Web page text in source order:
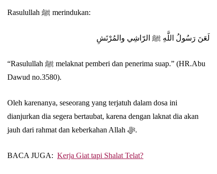
Rasulullah ﷺ merindukan:
لَعَنَ رَسُولُ اللَّهِ ﷺ الرّاشِي والمُرْتَشِ
“Rasulullah ﷺ melaknat pemberi dan penerima suap.” (HR.Abu
Dawud no.3580).
Oleh karenanya, seseorang yang terjatuh dalam dosa ini
dianjurkan dia segera bertaubat, karena dengan laknat dia akan
jauh dari rahmat dan keberkahan Allah ﷻ.
BACA JUGA: Kerja Giat tapi Shalat Telat?